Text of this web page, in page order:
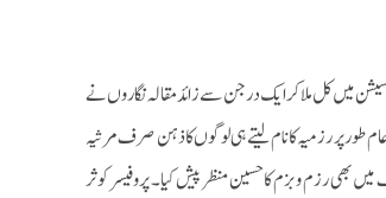
میں کل ملا کر ایک درجن سے زائد مقالہ نگاروں نے
پر رزمیہ کا نام لیتے ہی لوگوں کا ذہن صرف مرثیہ
بھی رزم وبزم کا حسین منظر پیش کیا۔ پروفیسر کوثر